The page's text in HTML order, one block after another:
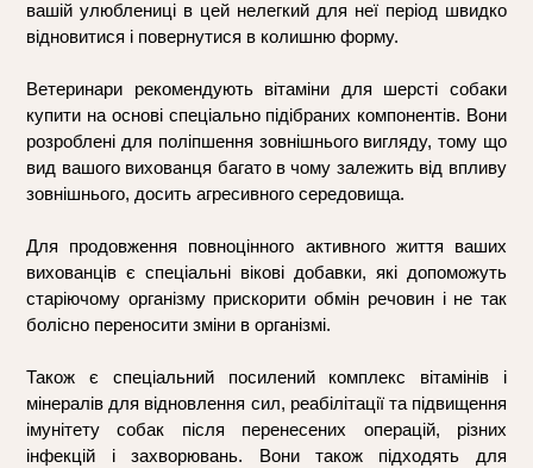
вашій улюблениці в цей нелегкий для неї період швидко
відновитися і повернутися в колишню форму.
Ветеринари рекомендують вітаміни для шерсті собаки
купити на основі спеціально підібраних компонентів. Вони
розроблені для поліпшення зовнішнього вигляду, тому що
вид вашого вихованця багато в чому залежить від впливу
зовнішнього, досить агресивного середовища.
Для продовження повноцінного активного життя ваших
вихованців є спеціальні вікові добавки, які допоможуть
старіючому організму прискорити обмін речовин і не так
болісно переносити зміни в організмі.
Також є спеціальний посилений комплекс вітамінів і
мінералів для відновлення сил, реабілітації та підвищення
імунітету собак після перенесених операцій, різних
інфекцій і захворювань. Вони також підходять для